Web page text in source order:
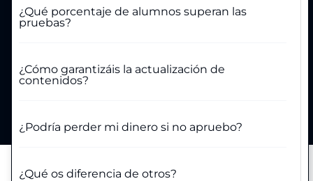
¿Qué porcentaje de alumnos superan las
pruebas?
¿Cómo garantizáis la actualización de
contenidos?
¿Podría perder mi dinero si no apruebo?
¿Qué os diferencia de otros?